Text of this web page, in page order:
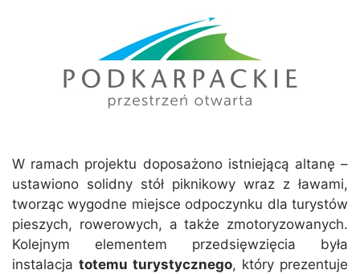
W ramach projektu doposażono istniejącą altanę –
ustawiono solidny stół piknikowy wraz z ławami,
tworząc wygodne miejsce odpoczynku dla turystów
pieszych, rowerowych, a także zmotoryzowanych.
Kolejnym elementem przedsięwzięcia była
instalacja totemu turystycznego, który prezentuje